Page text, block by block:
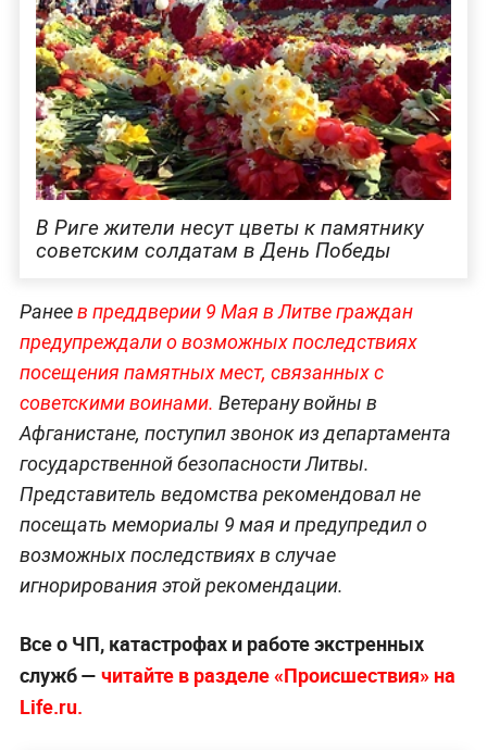
В Риге жители несут цветы к памятнику
советским солдатам в День Победы
Ранеев преддверии 9 Мая в Литве граждан
предупреждали о возможных последствиях
посещения памятных мест, связанных с
советскими воинами. Ветерану войны в
Афганистане, поступил звонок из департамента
государственной безопасности Литвы.
Представитель ведомства рекомендовал не
посещать мемориалы 9 мая и предупредил о
возможных последствиях в случае
игнорирования этой рекомендации.
Все о ЧП, катастрофах и работе экстренных
служб — читайте в разделе «Происшествия» на
Life.ru.